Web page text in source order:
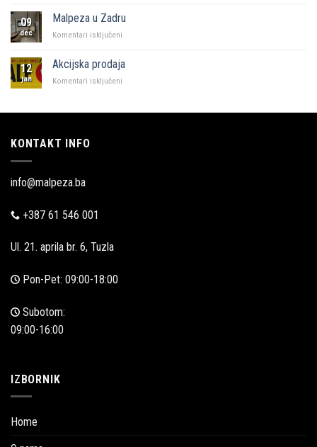
Malpeza
09
dec
Malpeza u Zadru
Komentari isključeni
Zadru
12
jan
Akcijska prodaja
Komentari isključeni
KONTAKT INFO
info@malpeza.ba
+387 61 546 001
Ul. 21. aprila br. 6, Tuzla
Pon-Pet: 09:00-18:00
Subotom:
09:00-16:00
IZBORNIK
Home